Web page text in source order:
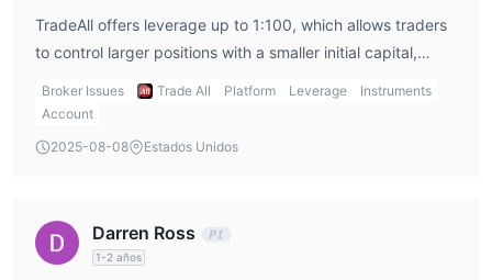
TradeAll offers leverage up to 1:100, which allows traders
to control larger positions with a smaller initial capital,
though it increases both profit and risk potential.
Broker Issues Trade All Platform Leverage
Instruments
Account
2025-08-08
Estados Unidos
Darren Ross
1-2 años